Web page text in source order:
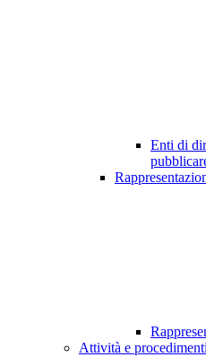
Enti di
Attività e procedimenti